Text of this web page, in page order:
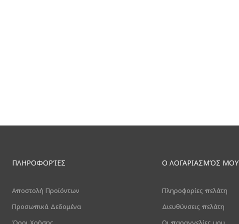
ΠΛΗΡΟΦΟΡΊΕΣ
Αποστολή Προϊόντων
Προσωπικά Δεδομένα
Όροι Χρήσης
Ο ΛΟΓΑΡΙΑΣΜΌΣ ΜΟΥ
Πληροφορίες πελάτη
Διευθύνσεις πελάτη
Οι παραγγελίες μου